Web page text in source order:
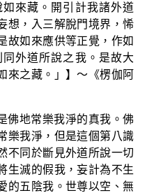
來藏。開引計我諸外道
想，入三解脫門境界，悕
故如來應供等正覺，作如
外道所說之我。是故大
來之藏。」】～《楞伽阿
佛地常樂我淨的真我。佛
樂我淨，但是這個第八識
不同於斷見外道所說一切
生滅的假我，妄計為不生
的五陰我。世尊以空、無